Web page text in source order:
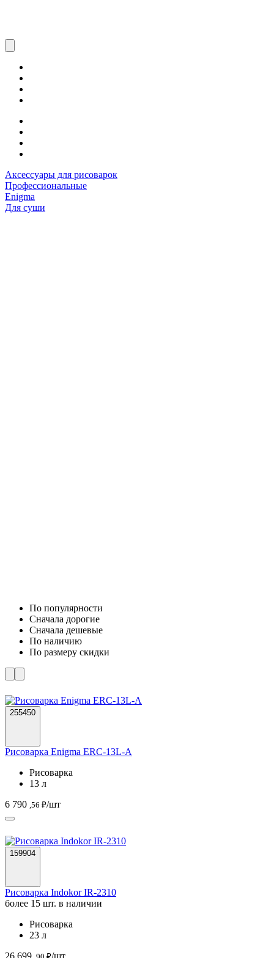
Аксессуары для рисоварок
Профессиональные
Enigma
Для суши
По популярности
Cначала дорогие
Cначала дешевые
По наличию
По размеру скидки
255450
Рисоварка Enigma ERC-13L-A
Рисоварка
13 л
6 790 ,56 ₽/шт
159904
Рисоварка Indokor IR-2310
более 15 шт. в наличии
Рисоварка
23 л
26 699
/шт